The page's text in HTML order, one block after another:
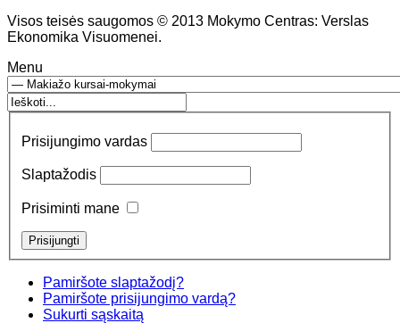
Visos teisės saugomos © 2013 Mokymo Centras: Verslas
Ekonomika Visuomenei.
Menu
Prisijungimo vardas
Slaptažodis
Prisiminti mane
Pamiršote slaptažodį?
Pamiršote prisijungimo vardą?
Sukurti sąskaitą